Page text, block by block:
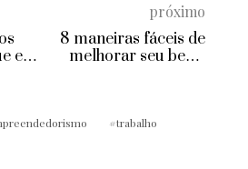
eu
próximo
8 maneiras fáceis de
melhorar seu bem-
trabalho